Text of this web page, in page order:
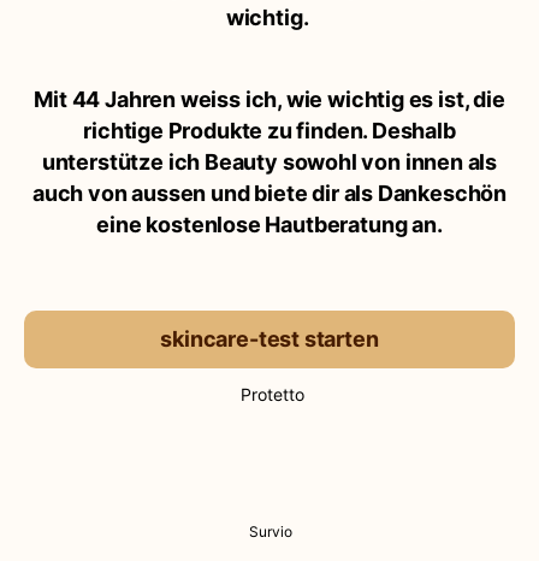
wichtig.
Mit 44 Jahren weiss ich, wie wichtig es ist, die
richtige Produkte zu finden. Deshalb
unterstütze ich Beauty sowohl von innen als
auch von aussen und biete dir als Dankeschön
eine kostenlose Hautberatung an.
skincare-test starten
Protetto
Survio